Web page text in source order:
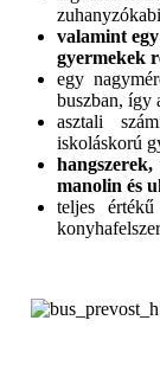
valamint
gyermekek
egy
buszban, így
asztali
iskoláskorú
manolin és
teljes